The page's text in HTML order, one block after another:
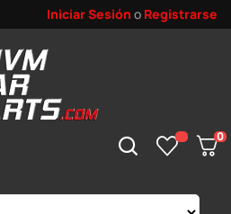
Iniciar Sesión o Registrarse
0